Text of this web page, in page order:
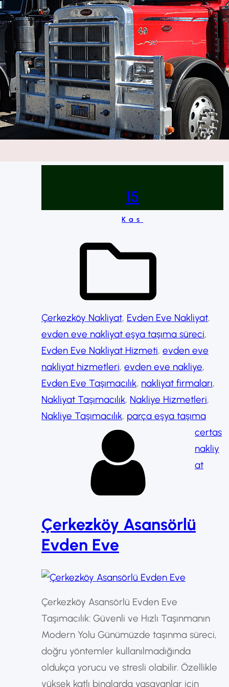
15
Kas
Çerkezköy Nakliyat, Evden Eve Nakliyat
evden eve nakliyat eşya taşıma süreci
Evden Eve Nakliyat Hizmeti, evden eve
nakliyat hizmetleri, evden eve nakliye
Evden Eve Taşımacılık, nakliyat firmaları
Nakliyat Taşımacılık, Nakliye Hizmetleri
Nakliye Taşımacılık, parça eşya taşıma
certas
nakliy
at
Çerkezköy Asansörlü
Evden Eve
Çerkezköy Asansörlü Evden Eve
Taşımacılık: Güvenli ve Hızlı Taşınmanın
Modern Yolu Günümüzde taşınma süreci,
doğru yöntemler kullanılmadığında
oldukça yorucu ve stresli olabilir. Özellikle
yüksek katlı binalarda yaşayanlar için